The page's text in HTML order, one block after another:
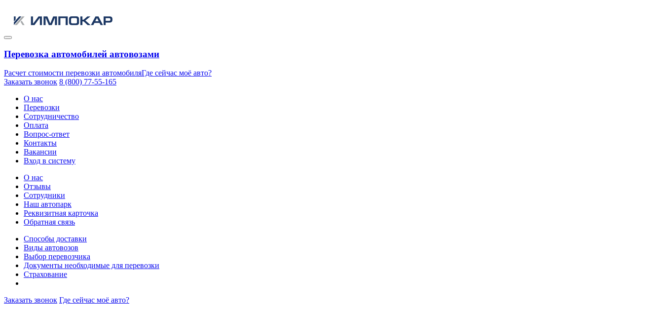
Перевозка автомобилей автовозами
Расчет стоимости перевозки автомобиляГде сейчас моё авто?
Заказать звонок 8 (800) 77-55-165
О нас
Перевозки
Сотрудничество
Оплата
Вопрос-ответ
Контакты
Вакансии
Вход в систему
О нас
Отзывы
Сотрудники
Наш автопарк
Реквизитная карточка
Обратная связь
Способы доставки
Виды автовозов
Выбор перевозчика
Документы необходимые для перевозки
Страхование
Заказать звонок Где сейчас моё авто?